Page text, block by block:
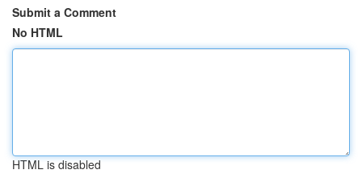
Submit a Comment
No HTML
HTML is disabled